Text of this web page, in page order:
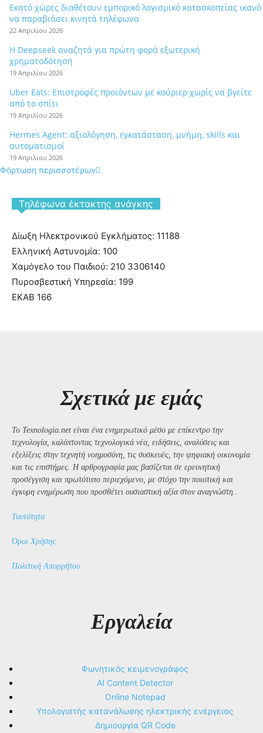
Εκατό χώρες διαθέτουν εμπορικό λογισμικό κατασκοπείας ικανό
να παραβιάσει κινητά τηλέφωνα
22 Απριλίου 2026
Η Deepseek αναζητά για πρώτη φορά εξωτερική
χρηματοδότηση
19 Απριλίου 2026
Uber Eats: Επιστροφές προϊόντων με κούριερ χωρίς να βγείτε
από το σπίτι
19 Απριλίου 2026
Hermes Agent: αξιολόγηση, εγκατάσταση, μνήμη, skills και
αυτοματισμοί
19 Απριλίου 2026
Φόρτωση περισσοτέρων
Tηλέφωνα έκτακτης ανάγκης
Δίωξη Ηλεκτρονικού Εγκλήματος: 11188
Ελληνική Αστυνομία: 100
Χαμόγελο του Παιδιού: 210 3306140
Πυροσβεστική Υπηρεσία: 199
ΕΚΑΒ 166
Σχετικά με εμάς
Το Texnologia.net είναι ένα ενημερωτικό μέσο με επίκεντρο την
τεχνολογία, καλύπτοντας τεχνολογικά νέα, ειδήσεις, αναλύσεις και
εξελίξεις στην τεχνητή νοημοσύνη, τις συσκευές, την ψηφιακή οικονομία
και τις επιστήμες. Η αρθρογραφία μας βασίζεται σε ερευνητική
προσέγγιση και πρωτότυπο περιεχόμενο, με στόχο την ποιοτική και
έγκυρη ενημέρωση που προσθέτει ουσιαστική αξία στον αναγνώστη..
Ταυτότητα
Όροι Χρήσης
Πολιτική Απορρήτου
Εργαλεία
Φωνητικός κειμενογράφος
AI Content Detector
Online Notepad
Υπολογιστής κατανάλωσης ηλεκτρικής ενέργειας
Δημιουργία QR Code